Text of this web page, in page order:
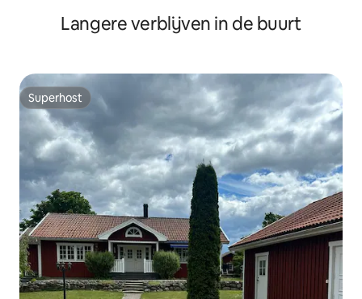
Langere verblijven in de buurt
Superhost
Superhost